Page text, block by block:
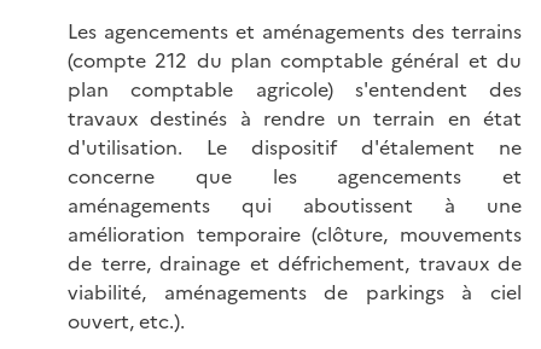
Les agencements et aménagements des terrains
(compte 212 du plan comptable général et du
plan comptable agricole) s'entendent des
travaux destinés à rendre un terrain en état
d'utilisation. Le dispositif d'étalement ne
concerne que les agencements et
aménagements qui aboutissent à une
amélioration temporaire (clôture, mouvements
de terre, drainage et défrichement, travaux de
viabilité, aménagements de parkings à ciel
ouvert, etc.).